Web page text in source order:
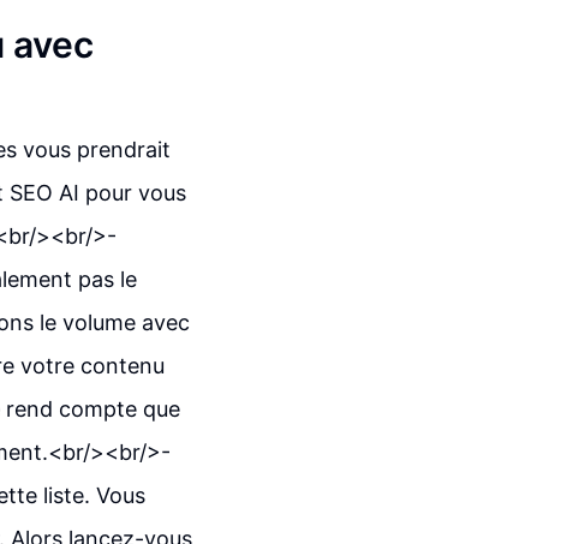
avec
vous prendrait
AI pour vous
><br/>-
pas le
le volume avec
votre contenu
rend compte que
><br/>-
liste. Vous
Alors lancez-vous